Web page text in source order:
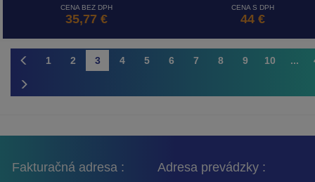
povrchovou štruktúrou skutočného dreva. Kompozitná (vinylová) podlaha
Chevron má hrúbku 5 mm a je vhodná pre inštaláciu plávajúcim spôsobom
priestorov, ale aj do intenzívne zaťažovaných nebytových interiérov.
CENA BEZ DPH
35,77 €
CENA S DPH
44 €
1 2 3 4 5 6 7 8 9 10 ...
Fakturačná adresa : Adresa prevádzky :